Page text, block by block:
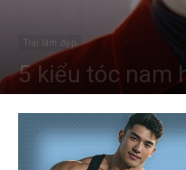
Trai làm đẹp
5 kiểu tóc nam